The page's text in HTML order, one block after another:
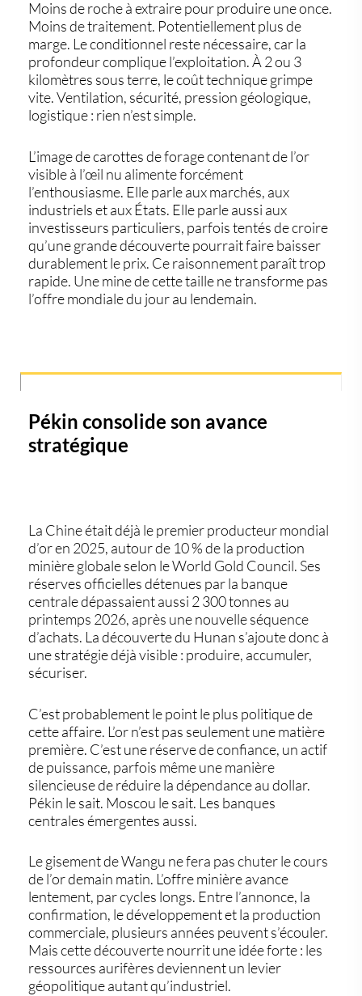
Moins de roche à extraire pour produire une once.
Moins de traitement. Potentiellement plus de
marge. Le conditionnel reste nécessaire, car la
profondeur complique l’exploitation. À 2 ou 3
kilomètres sous terre, le coût technique grimpe
vite. Ventilation, sécurité, pression géologique,
logistique : rien n’est simple.
L’image de carottes de forage contenant de l’or
visible à l’œil nu alimente forcément
l’enthousiasme. Elle parle aux marchés, aux
industriels et aux États. Elle parle aussi aux
investisseurs particuliers, parfois tentés de croire
qu’une grande découverte pourrait faire baisser
durablement le prix. Ce raisonnement paraît trop
rapide. Une mine de cette taille ne transforme pas
l’offre mondiale du jour au lendemain.
Pékin consolide son avance
stratégique
La Chine était déjà le premier producteur mondial
d’or en 2025, autour de 10 % de la production
minière globale selon le World Gold Council. Ses
réserves officielles détenues par la banque
centrale dépassaient aussi 2 300 tonnes au
printemps 2026, après une nouvelle séquence
d’achats. La découverte du Hunan s’ajoute donc à
une stratégie déjà visible : produire, accumuler,
sécuriser.
C’est probablement le point le plus politique de
cette affaire. L’or n’est pas seulement une matière
première. C’est une réserve de confiance, un actif
de puissance, parfois même une manière
silencieuse de réduire la dépendance au dollar.
Pékin le sait. Moscou le sait. Les banques
centrales émergentes aussi.
Le gisement de Wangu ne fera pas chuter le cours
de l’or demain matin. L’offre minière avance
lentement, par cycles longs. Entre l’annonce, la
confirmation, le développement et la production
commerciale, plusieurs années peuvent s’écouler.
Mais cette découverte nourrit une idée forte : les
ressources aurifères deviennent un levier
géopolitique autant qu’industriel.